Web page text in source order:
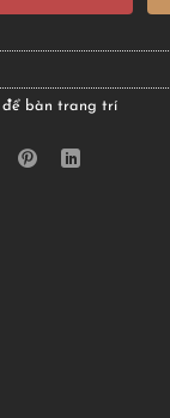
để bàn trang trí